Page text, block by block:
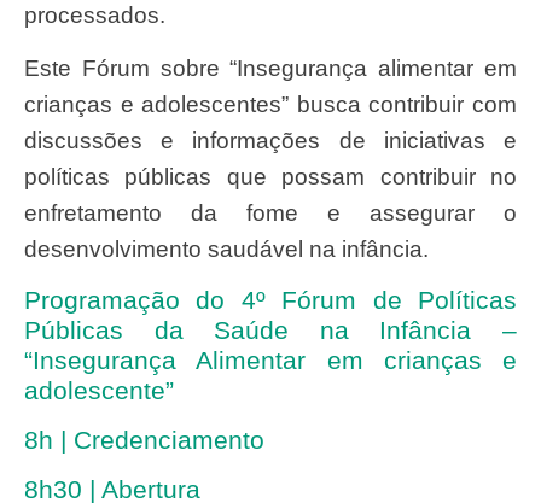
processados.
Este Fórum sobre “Insegurança alimentar em
crianças e adolescentes” busca contribuir com
discussões e informações de iniciativas e
políticas públicas que possam contribuir no
enfretamento da fome e assegurar o
desenvolvimento saudável na infância.
Programação do 4º Fórum de Políticas
Públicas da Saúde na Infância –
“Insegurança Alimentar em crianças e
adolescente”
8h | Credenciamento
8h30 | Abertura